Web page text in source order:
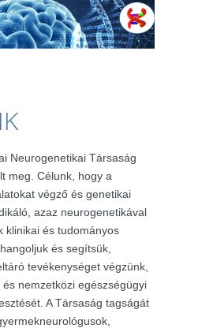
Neurogenetikai Társaság
meg. Célunk, hogy a
végző és genetikai
azaz neurogenetikával
klinikai és tudományos
és segítsük,
tevékenységet végzünk,
nemzetközi egészségügyi
A Társaság tagságát